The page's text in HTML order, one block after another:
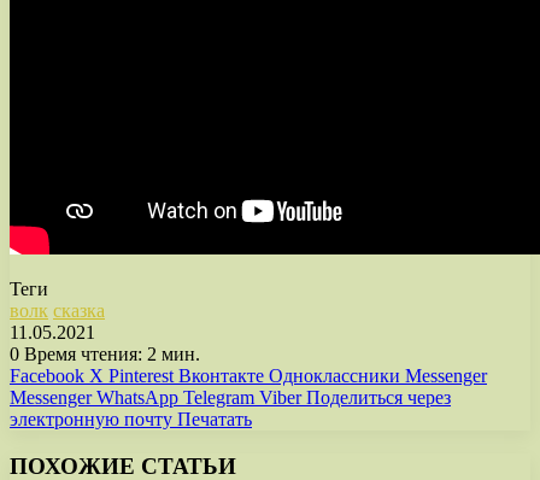
Теги
волк сказка
11.05.2021
0 Время чтения: 2 мин.
Facebook X Pinterest Вконтакте Одноклассники Messenger
Messenger WhatsApp Telegram Viber Поделиться через
электронную почту Печатать
ПОХОЖИЕ СТАТЬИ